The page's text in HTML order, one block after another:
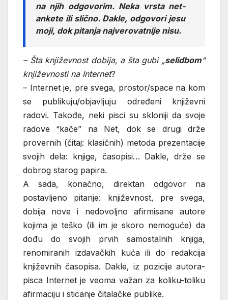
na njih odgovorim. Neka vrsta net-
ankete ili slično. Dakle, odgovori jesu
moji, dok pitanja najverovatnije nisu.
– Šta književnost dobija, a šta gubi „selidbom“
književnosti na Internet?
– Internet je, pre svega, prostor/space na kom
se publikuju/objavljuju određeni književni
radovi. Takođe, neki pisci su skloniji da svoje
radove “kače” na Net, dok se drugi drže
provernih (čitaj: klasičnih) metoda prezentacije
svojih dela: knjige, časopisi… Dakle, drže se
dobrog starog papira.
A sada, konačno, direktan odgovor na
postavljeno pitanje: književnost, pre svega,
dobija nove i nedovoljno afirmisane autore
kojima je teško (ili im je skoro nemoguće) da
dođu do svojih prvih samostalnih knjiga,
renomiranih izdavačkih kuća ili do redakcija
književnih časopisa. Dakle, iz pozicije autora-
pisca Internet je veoma važan za koliku-toliku
afirmaciju i sticanje čitalačke publike.